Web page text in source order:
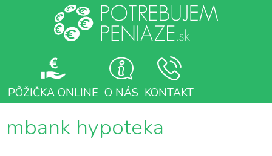
PÔŽIČKA ONLINE O NÁS KONTAKT
mbank hypoteka